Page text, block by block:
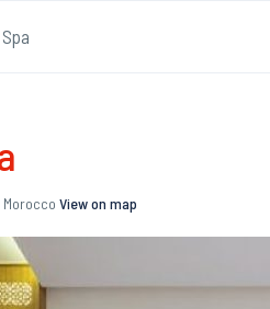
Morocco View on map